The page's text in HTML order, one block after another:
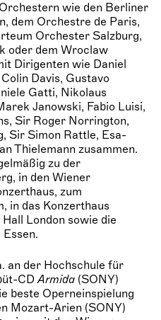
wie den Berliner
dem Orchestre de Paris,
Orchester Salzburg,
oder dem Wroclaw
Dirigenten wie Daniel
Davis, Gustavo
Gatti, Nikolaus
Janowski, Fabio Luisi,
Sir Roger Norrington,
Sir Simon Rattle, Esa-
Thielemann zusammen.
zu der
in den Wiener
zum
in das Konzerthaus
London sowie die
an der Hochschule für
CDArmida (SONY)
beste Operneinspielung
Mozart-Arien (SONY)